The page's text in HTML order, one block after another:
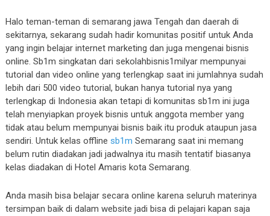
Halo teman-teman di semarang jawa Tengah dan daerah di
sekitarnya, sekarang sudah hadir komunitas positif untuk Anda
yang ingin belajar internet marketing dan juga mengenai bisnis
online. Sb1m singkatan dari sekolahbisnis1milyar mempunyai
tutorial dan video online yang terlengkap saat ini jumlahnya sudah
lebih dari 500 video tutorial, bukan hanya tutorial nya yang
terlengkap di Indonesia akan tetapi di komunitas sb1m ini juga
telah menyiapkan proyek bisnis untuk anggota member yang
tidak atau belum mempunyai bisnis baik itu produk ataupun jasa
sendiri. Untuk kelas offline sb1m Semarang saat ini memang
belum rutin diadakan jadi jadwalnya itu masih tentatif biasanya
kelas diadakan di Hotel Amaris kota Semarang.
Anda masih bisa belajar secara online karena seluruh materinya
tersimpan baik di dalam website jadi bisa di pelajari kapan saja